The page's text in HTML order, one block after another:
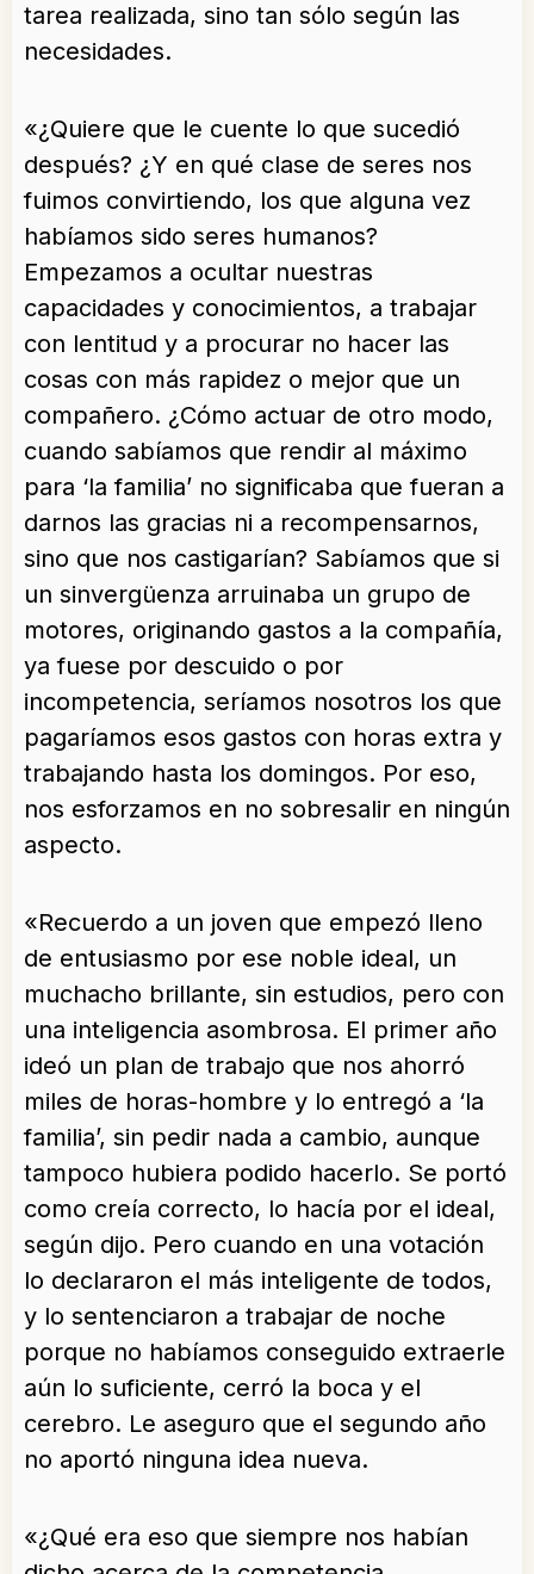
tarea realizada, sino tan sólo según las
necesidades.
«¿Quiere que le cuente lo que sucedió
después? ¿Y en qué clase de seres nos
fuimos convirtiendo, los que alguna vez
habíamos sido seres humanos?
Empezamos a ocultar nuestras
capacidades y conocimientos, a trabajar
con lentitud y a procurar no hacer las
cosas con más rapidez o mejor que un
compañero. ¿Cómo actuar de otro modo,
cuando sabíamos que rendir al máximo
para ‘la familia’ no significaba que fueran a
darnos las gracias ni a recompensarnos,
sino que nos castigarían? Sabíamos que si
un sinvergüenza arruinaba un grupo de
motores, originando gastos a la compañía,
ya fuese por descuido o por
incompetencia, seríamos nosotros los que
pagaríamos esos gastos con horas extra y
trabajando hasta los domingos. Por eso,
nos esforzamos en no sobresalir en ningún
aspecto.
«Recuerdo a un joven que empezó lleno
de entusiasmo por ese noble ideal, un
muchacho brillante, sin estudios, pero con
una inteligencia asombrosa. El primer año
ideó un plan de trabajo que nos ahorró
miles de horas-hombre y lo entregó a ‘la
familia’, sin pedir nada a cambio, aunque
tampoco hubiera podido hacerlo. Se portó
como creía correcto, lo hacía por el ideal,
según dijo. Pero cuando en una votación
lo declararon el más inteligente de todos,
y lo sentenciaron a trabajar de noche
porque no habíamos conseguido extraerle
aún lo suficiente, cerró la boca y el
cerebro. Le aseguro que el segundo año
no aportó ninguna idea nueva.
«¿Qué era eso que siempre nos habían